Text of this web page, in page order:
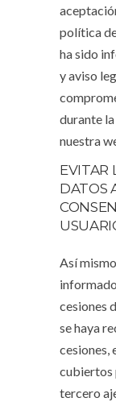
política
ha sido
y aviso
durante
nuestra
EVITAR
DATOS
Así
cesiones
se haya
cesiones,
cubiertos
tercero